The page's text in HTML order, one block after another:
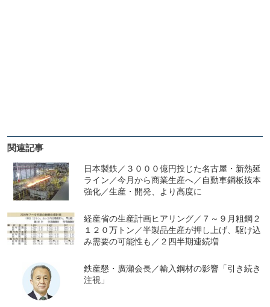
関連記事
日本製鉄／３０００億円投じた名古屋・新熱延
ライン／今月から商業生産へ／自動車鋼板抜本
強化／生産・開発、より高度に
経産省の生産計画ヒアリング／７～９月粗鋼２
１２０万トン／半製品生産が押し上げ、駆け込
み需要の可能性も／２四半期連続増
鉄産懇・廣瀬会長／輸入鋼材の影響「引き続き
注視」